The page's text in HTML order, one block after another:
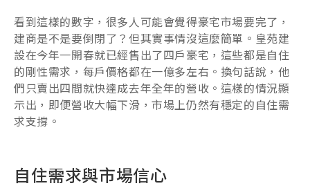
看到這樣的數字，很多人可能會覺得豪宅市場要完了，
建商是不是要倒閉了？但其實事情沒這麼簡單。皇苑建
設在今年一開春就已經售出了四戶豪宅，這些都是自住
的剛性需求，每戶價格都在一億多左右。換句話說，他
們只賣出四間就快達成去年全年的營收。這樣的情況顯
示出，即便營收大幅下滑，市場上仍然有穩定的自住需
求支撐。
自住需求與市場信心